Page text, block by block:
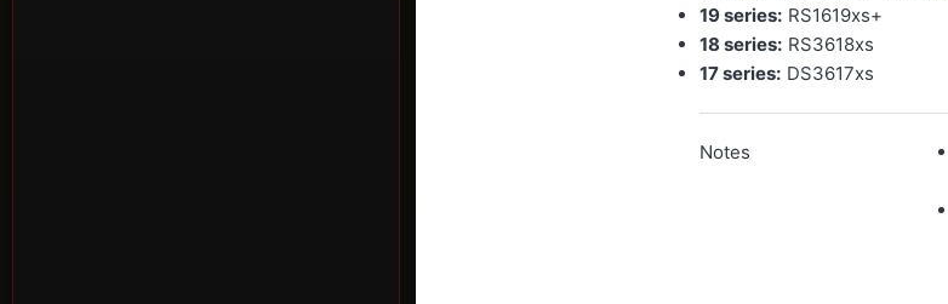
19 series: RS1619xs+
18 series: RS3618xs
17 series: DS3617xs
Notes